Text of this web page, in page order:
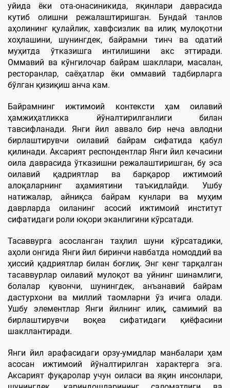
уйида ёки ота-онасиникида, яқинлари даврасида
кутиб олишни режалаштиришган. Бундай танлов
аҳолининг қулайлик, хавфсизлик ва илиқ мулоқотни
хоҳлашини, шунингдек, байрамни тинч ва одатий
муҳитда ўтказишга интилишини акс эттиради.
Оммавий ва кўнгилочар байрам шакллари, масалан,
ресторанлар, саёҳатлар ёки оммавий тадбирларга
бўлган қизиқиш анча кам.
Байрамнинг ижтимоий контексти ҳам оилавий
ҳамжиҳатликка йўналтирилганлиги билан
тавсифланади. Янги йил аввало бир неча авлодни
бирлаштирувчи оилавий байрам сифатида қабул
қилинади. Аксарият респондентлар Янги йил кечасини
оила даврасида ўтказишни режалаштиришган, бу эса
оилавий қадриятлар ва барқарор ижтимоий
алоқаларнинг аҳамиятини таъкидлайди. Ушбу
натижалар, айниқса байрам кунлари ва муҳим
даврларда оиланинг асосий ижтимоий институт
сифатидаги роли юқори эканлигини кўрсатади.
Тасаввурга асосланган таҳлил шуни кўрсатадики,
аҳоли онгида Янги йил биринчи навбатда номоддий ва
ҳиссий қадриятлар билан боғлиқ. Энг кенг тарқалган
тасаввурлар оилавий мулоқот ва уйнинг шинамлиги,
болалар қувончи, шунингдек, анъанавий байрам
дастурхони ва миллий таомларни ўз ичига олади.
Ушбу элементлар Янги йилнинг илиқ, самимий ва
бирлаштирувчи воқеа сифатидаги қиёфасини
шакллантиради.
Янги йил арафасидаги орзу-умидлар манбалари ҳам
асосан ижтимоий йўналтирилган характерга эга.
Аксарият фуқаролар учун оиласи ва яқин инсонлари,